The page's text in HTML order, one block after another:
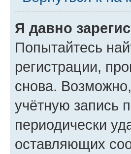
Я давно
Попытайтесь
регистрации,
снова.
учётную запись
периодически
оставляющих